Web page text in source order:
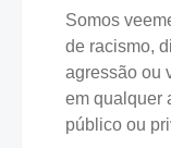
Somos
de racismo,
agressão ou
em qualquer
público ou